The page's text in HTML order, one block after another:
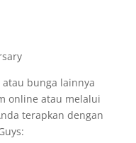
bunga lainnya
online atau melalui
terapkan dengan